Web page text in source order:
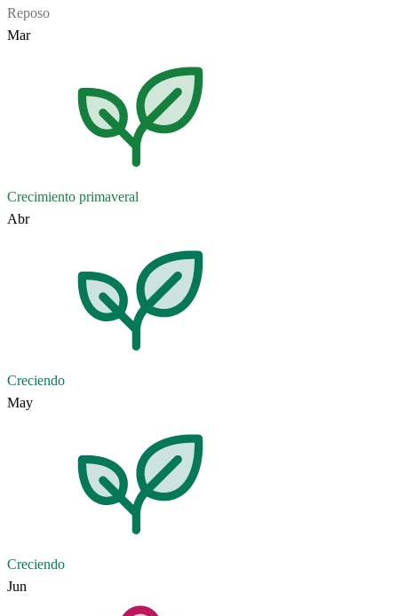
Reposo
Mar
Crecimiento primaveral
Abr
Creciendo
May
Creciendo
Jun